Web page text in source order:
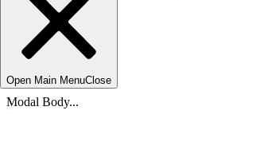
Open Main MenuClose
Modal Body...